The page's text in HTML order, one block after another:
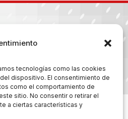
tecnologías como las cookies
dispositivo. El consentimiento de
como el comportamiento de
sitio. No consentir o retirar el
a ciertas características y